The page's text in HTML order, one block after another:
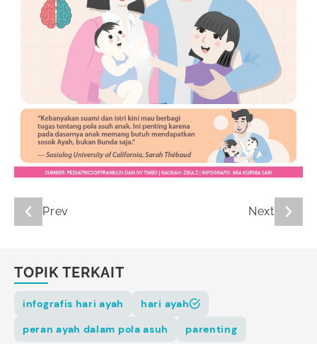
Prev Next
TOPIK TERKAIT
infografis hari ayah
hari ayah
peran ayah dalam pola asuh
parenting